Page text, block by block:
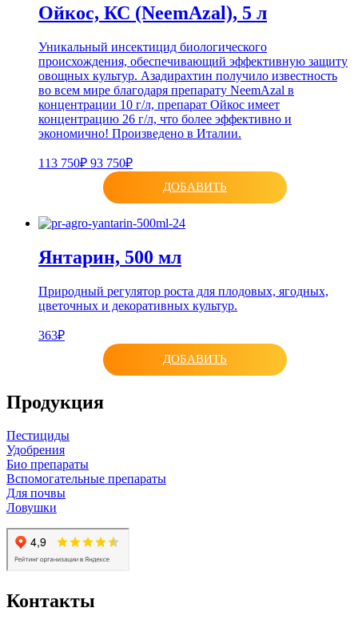
Ойкос, КС (NeemAzal), 5 л
Уникальный инсектицид биологического
происхождения, обеспечивающий эффективную защиту
овощных культур. Азадирахтин получило известность
во всем мире благодаря препарату NeemAzal в
концентрации 10 г/л, препарат Ойкос имеет
концентрацию 26 г/л, что более эффективно и
экономично! Произведено в Италии.
113 750₽ 93 750₽
ДОБАВИТЬ
Янтарин, 500 мл
Природный регулятор роста для плодовых, ягодных,
цветочных и декоративных культур.
363₽
ДОБАВИТЬ
Продукция
Пестициды
Удобрения
Био препараты
Вспомогательные препараты
Для почвы
Ловушки
Контакты